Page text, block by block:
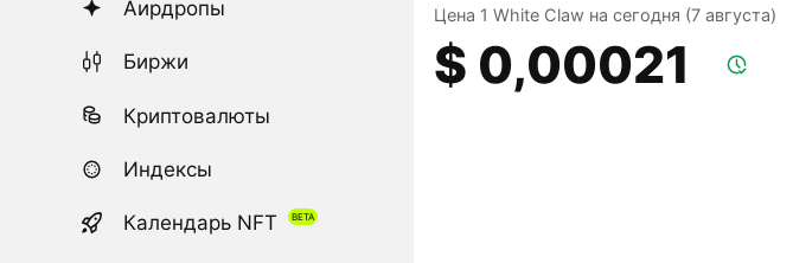
Аирдропы
Биржи
Криптовалюты
Индексы
Календарь NFT
Цена 1 White Claw на сегодня (7 августа)
$ 0,00021